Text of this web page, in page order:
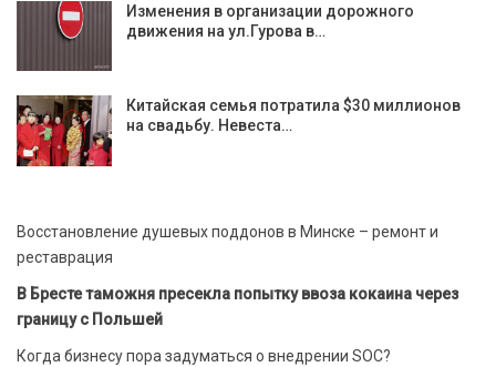
Изменения в организации дорожного
движения на ул.Гурова в…
Китайская семья потратила $30 миллионов
на свадьбу. Невеста…
Восстановление душевых поддонов в Минске – ремонт и
реставрация
В Бресте таможня пресекла попытку ввоза кокаина через
границу с Польшей
Когда бизнесу пора задуматься о внедрении SOC?